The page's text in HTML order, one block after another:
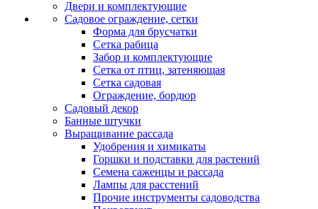
Двери и комплектующие
Садовое ограждение, сетки
Форма для брусчатки
Сетка рабица
Забор и комплектующие
Сетка от птиц, затеняющая
Сетка садовая
Ограждение, бордюр
Садовый декор
Банные штучки
Выращивание рассада
Удобрения и химикаты
Горшки и подставки для растений
Семена саженцы и рассада
Лампы для расстений
Прочие инструменты садоводства